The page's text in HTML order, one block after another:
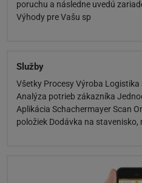
poruchu a následne uvedú
Výhody pre Vašu sp
Služby
Všetky Procesy Výroba Logistika
Analýza potrieb zákazníka
Aplikácia Schachermayer Scan
položiek Dodávka na stavenisko,